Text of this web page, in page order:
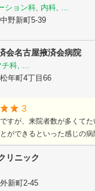
ション科, 内科, ...
中野新町5-39
会名古屋掖済会病院
科, ...
松年町4丁目66
3
すが、来院者数が多くてた
ができるといった感じの病
リニック
外新町2-45